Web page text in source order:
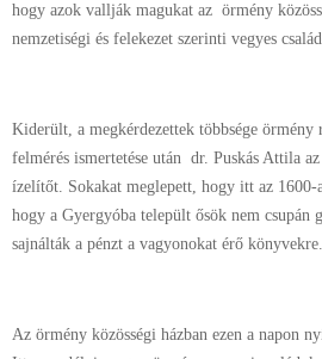
hogy azok vallják magukat az örmény
nemzetiségi és felekezet szerinti vegyes
Kiderült, a megkérdezettek többsége
felmérés ismertetése után dr. Puskás Attila
ízelítőt. Sokakat meglepett, hogy itt az
hogy a Gyergyóba települt ősök nem csupán
sajnálták a pénzt a vagyonokat érő könyvekre.
Az örmény közösségi házban ezen a napon